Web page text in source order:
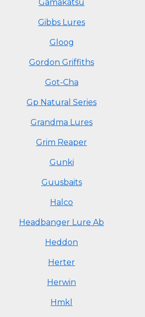
Gamakatsu
Gibbs Lures
Gloog
Gordon Griffiths
Got-Cha
Gp Natural Series
Grandma Lures
Grim Reaper
Gunki
Guusbaits
Halco
Headbanger Lure Ab
Heddon
Herter
Herwin
Hmkl